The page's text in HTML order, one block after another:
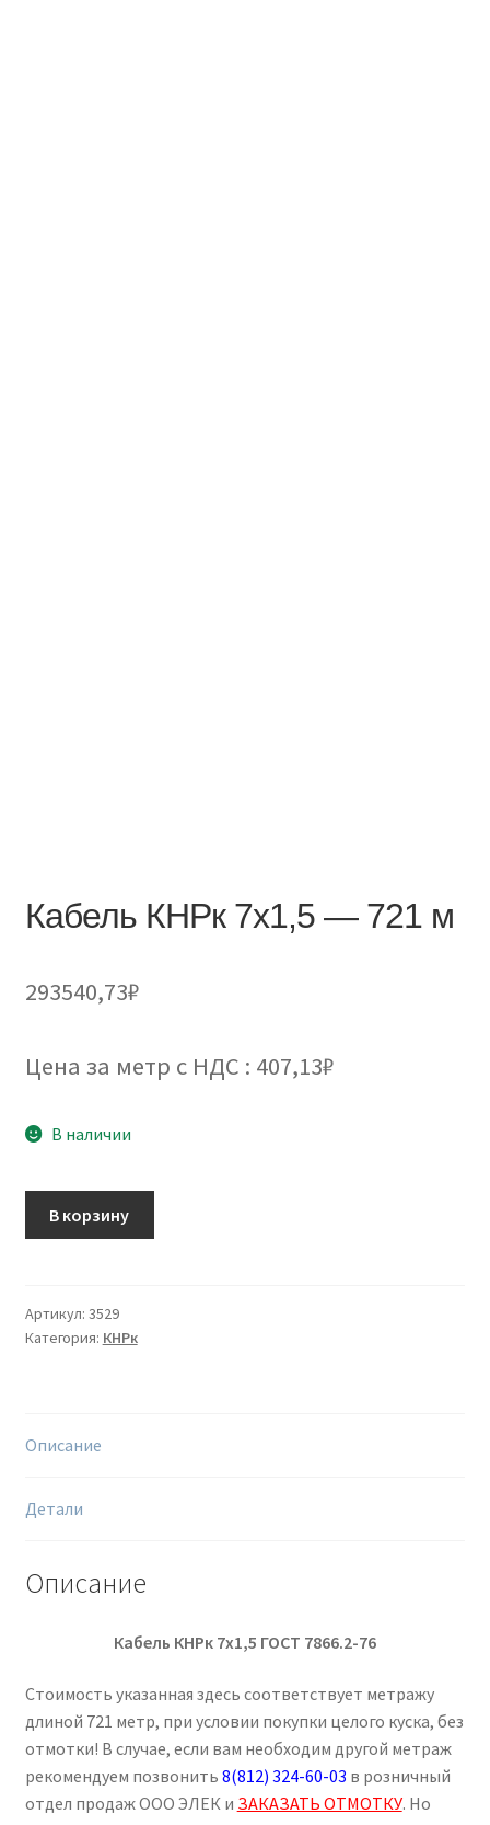
Кабель КНРк 7х1,5 — 721 м
293540,73₽
Цена за метр с НДС : 407,13₽
В наличии
7х1,5
-
В корзину
Артикул: 3529
Категория: КНРк
Описание
Детали
Описание
Кабель КНРк 7х1,5 ГОСТ 7866.2-76
Стоимость указанная здесь соответствует метражу
длиной 721 метр, при условии покупки целого куска, без
отмотки! В случае, если вам необходим другой метраж
рекомендуем позвонить 8(812) 324-60-03 в розничный
отдел продаж ООО ЭЛЕК и ЗАКАЗАТЬ ОТМОТКУ. Но